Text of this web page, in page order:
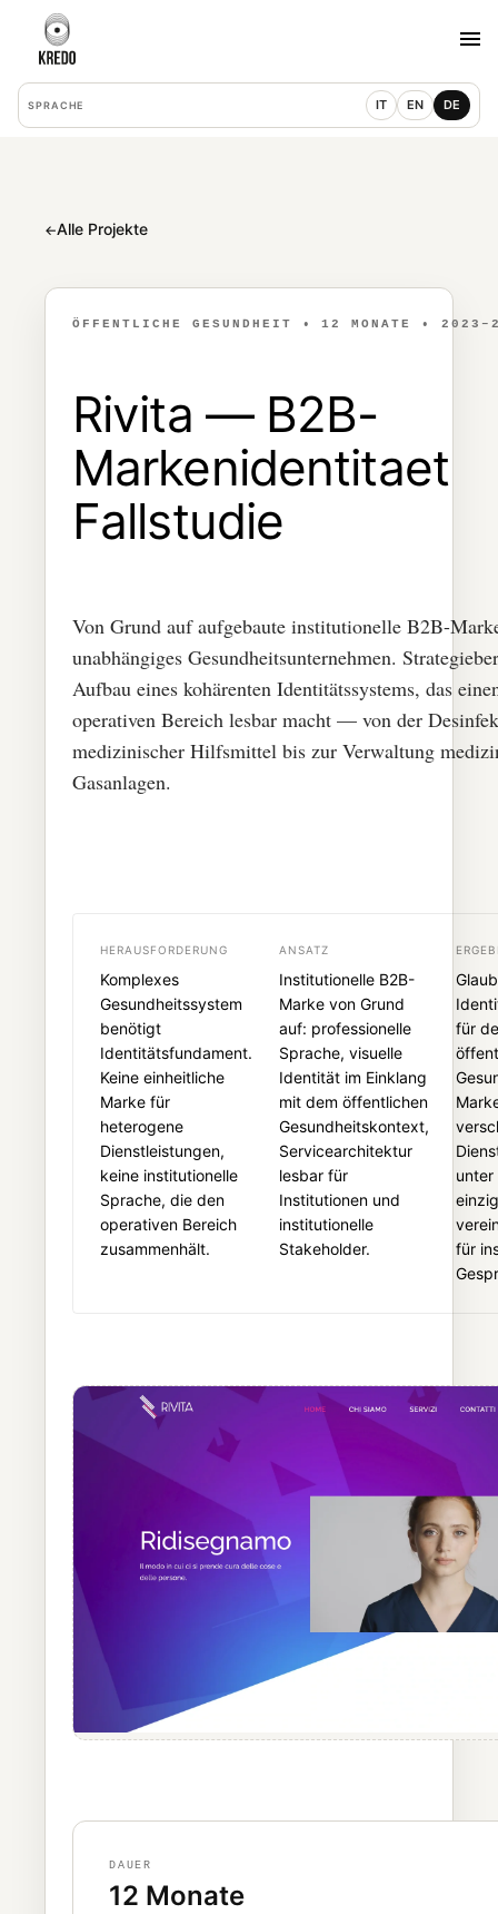
SPRACHE IT EN DE
←Alle Projekte
ÖFFENTLICHE GESUNDHEIT • 12 MONATE •
Rivita — B2B-
Markenidentitaet
Fallstudie
Von Grund auf aufgebaute institutionelle B2B-
unabhängiges Gesundheitsunternehmen.
Aufbau eines kohärenten Identitätssystems, das
operativen Bereich lesbar macht — von der
medizinischer Hilfsmittel bis zur Verwaltung
Gasanlagen.
HERAUSFORDERUNG
Komplexes
Gesundheitssystem
benötigt
Identitätsfundament.
Keine einheitliche
Marke für
heterogene
Dienstleistungen,
keine institutionelle
Sprache, die den
operativen Bereich
zusammenhält.
ANSATZ
Institutionelle B2B-
Marke von Grund
auf: professionelle
Sprache, visuelle
Identität im Einklang
mit dem öffentlichen
Gesundheitskontext,
Servicearchitektur
lesbar für
Institutionen und
institutionelle
Stakeholder.
für
unter
für
DAUER
12 Monate